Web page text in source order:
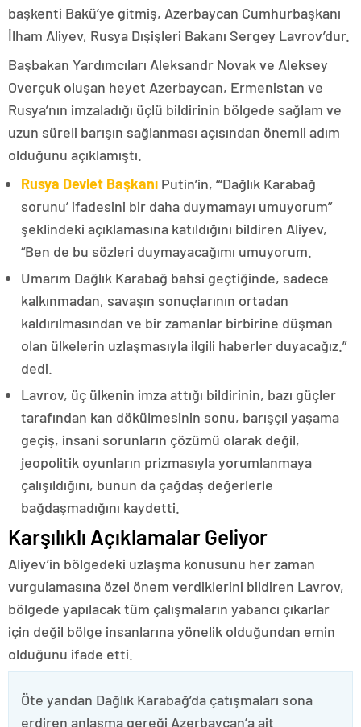
başkenti Bakü’ye gitmiş, Azerbaycan Cumhurbaşkanı
İlham Aliyev, Rusya Dışişleri Bakanı Sergey Lavrov’dur.
Başbakan Yardımcıları Aleksandr Novak ve Aleksey
Overçuk oluşan heyet Azerbaycan, Ermenistan ve
Rusya’nın imzaladığı üçlü bildirinin bölgede sağlam ve
uzun süreli barışın sağlanması açısından önemli adım
olduğunu açıklamıştı.
Rusya Devlet Başkanı Putin’in, “‘Dağlık Karabağ
sorunu’ ifadesini bir daha duymamayı umuyorum”
şeklindeki açıklamasına katıldığını bildiren Aliyev,
“Ben de bu sözleri duymayacağımı umuyorum.
Umarım Dağlık Karabağ bahsi geçtiğinde, sadece
kalkınmadan, savaşın sonuçlarının ortadan
kaldırılmasından ve bir zamanlar birbirine düşman
olan ülkelerin uzlaşmasıyla ilgili haberler duyacağız.”
dedi.
Lavrov, üç ülkenin imza attığı bildirinin, bazı güçler
tarafından kan dökülmesinin sonu, barışçıl yaşama
geçiş, insani sorunların çözümü olarak değil,
jeopolitik oyunların prizmasıyla yorumlanmaya
çalışıldığını, bunun da çağdaş değerlerle
bağdaşmadığını kaydetti.
Karşılıklı Açıklamalar Geliyor
Aliyev’in bölgedeki uzlaşma konusunu her zaman
vurgulamasına özel önem verdiklerini bildiren Lavrov,
bölgede yapılacak tüm çalışmaların yabancı çıkarlar
için değil bölge insanlarına yönelik olduğundan emin
olduğunu ifade etti.
Öte yandan Dağlık Karabağ’da çatışmaları sona
erdiren anlaşma gereği Azerbaycan’a ait